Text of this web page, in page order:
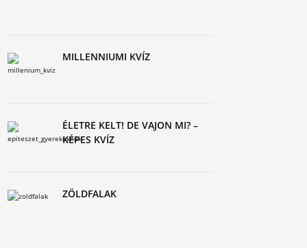
MILLENNIUMI KVÍZ
ÉLETRE KELT! DE VAJON MI? –
KÉPES KVÍZ
ZÖLDFALAK